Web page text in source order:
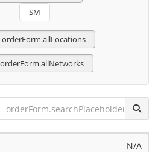
SM
orderForm.allLocations
orderForm.allNetworks
N/A